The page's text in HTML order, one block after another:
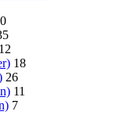
12
18
26
11
7